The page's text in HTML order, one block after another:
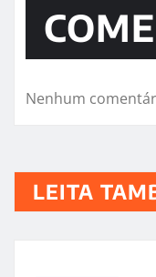
Nenhum
LEITA